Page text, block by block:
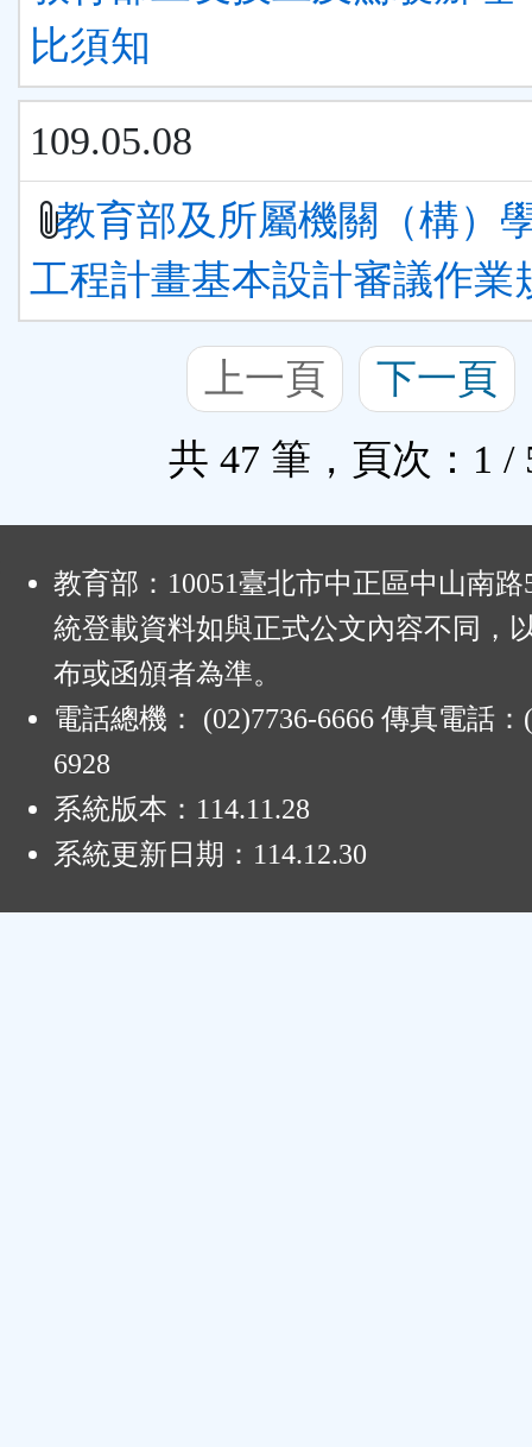
比須知
109.05.08
教育部及所屬機關（構）
工程計畫基本設計審議作業
上一頁
下一頁
共 47 筆，頁次：1 /
教育部：10051臺北市中正區中山南
統登載資料如與正式公文內容不同，
布或函頒者為準。
電話總機： (02)7736-6666 傳真電話：
6928
系統版本： 114.11.28
系統更新日期： 114.12.30